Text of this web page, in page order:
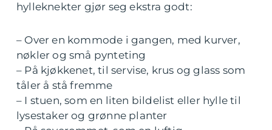
hylleknekter gjør seg ekstra godt:
– Over en kommode i gangen, med kurver,
nøkler og små pynteting
– På kjøkkenet, til servise, krus og glass som
tåler å stå fremme
– I stuen, som en liten bildelist eller hylle til
lysestaker og grønne planter